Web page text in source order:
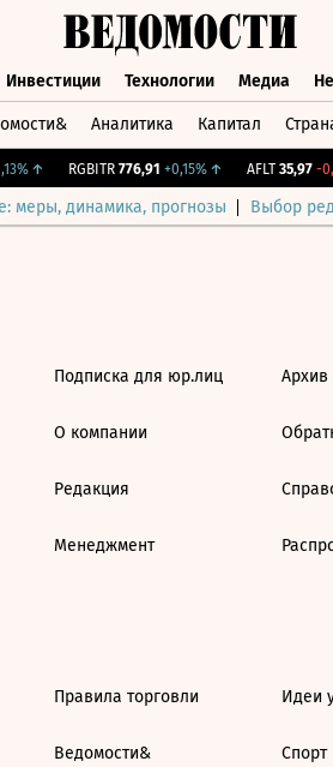
Инвестиции Технологии Медиа
Аналитика Капитал
↑ RGBITR 776,91 +0,15%↑ AFLT 35,97 -
меры, динамика, прогнозы Выбор
Подписка для юр.лиц
О компании
Редакция
Менеджмент
Архив
Правила торговли
Ведомости&
Идеи
Спорт